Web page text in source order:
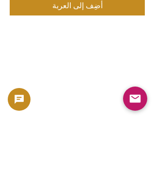
أضِف إلى العربة